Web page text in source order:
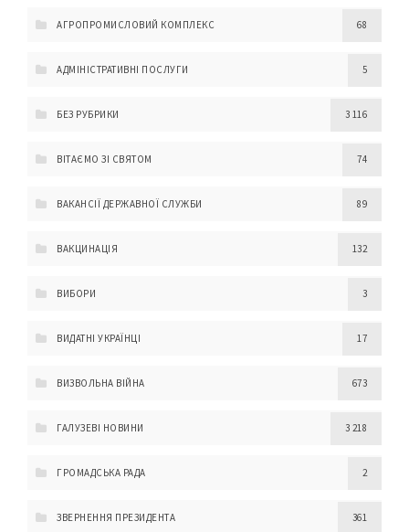
АГРОПРОМИСЛОВИЙ КОМПЛЕКС 68
АДМІНІСТРАТИВНІ ПОСЛУГИ 5
БЕЗ РУБРИКИ 3 116
ВІТАЄМО ЗІ СВЯТОМ 74
ВАКАНСІЇ ДЕРЖАВНОЇ СЛУЖБИ 89
ВАКЦИНАЦІЯ 132
ВИБОРИ 3
ВИДАТНІ УКРАЇНЦІ 17
ВИЗВОЛЬНА ВІЙНА 673
ГАЛУЗЕВІ НОВИНИ 3 218
ГРОМАДСЬКА РАДА 2
ЗВЕРНЕННЯ ПРЕЗИДЕНТА 361